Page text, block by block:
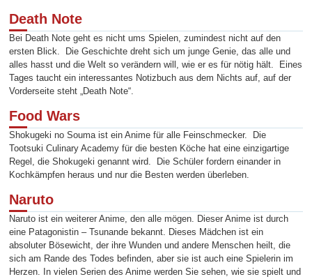
Death Note
Bei Death Note geht es nicht ums Spielen, zumindest nicht auf den
ersten Blick. Die Geschichte dreht sich um junge Genie, das alle und
alles hasst und die Welt so verändern will, wie er es für nötig hält. Eines
Tages taucht ein interessantes Notizbuch aus dem Nichts auf, auf der
Vorderseite steht „Death Note“.
Food Wars
Shokugeki no Souma ist ein Anime für alle Feinschmecker. Die
Tootsuki Culinary Academy für die besten Köche hat eine einzigartige
Regel, die Shokugeki genannt wird. Die Schüler fordern einander in
Kochkämpfen heraus und nur die Besten werden überleben.
Naruto
Naruto ist ein weiterer Anime, den alle mögen. Dieser Anime ist durch
eine Patagonistin – Tsunande bekannt. Dieses Mädchen ist ein
absoluter Bösewicht, der ihre Wunden und andere Menschen heilt, die
sich am Rande des Todes befinden, aber sie ist auch eine Spielerin im
Herzen. In vielen Serien des Anime werden Sie sehen, wie sie spielt und